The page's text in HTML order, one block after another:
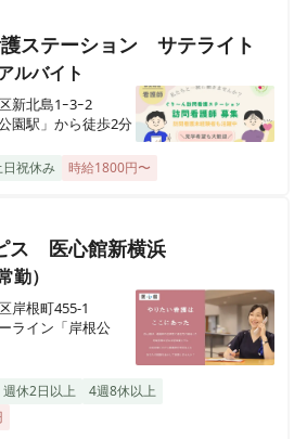
いたま
2-271-1 川善ビル2-A
松山
谷
護ステーション サテライト
ルバイト
新北島1ｰ3ｰ2
園駅」から徒歩2分
日祝休み 時給1800円〜
ス 医心館新横浜
勤）
岸根町455-1
ライン「岸根公
週休2日以上
4週8休以上